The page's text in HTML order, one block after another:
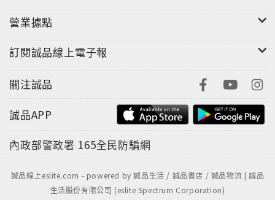
營業據點
訂閱誠品線上電子報
關注誠品
誠品APP
內政部警政署 165全民防騙網
誠品線上eslite.com - powered by 誠品生活 / 誠品書店 / 誠品物流 | 誠品
生活股份有限公司 (eslite Spectrum Corporation)